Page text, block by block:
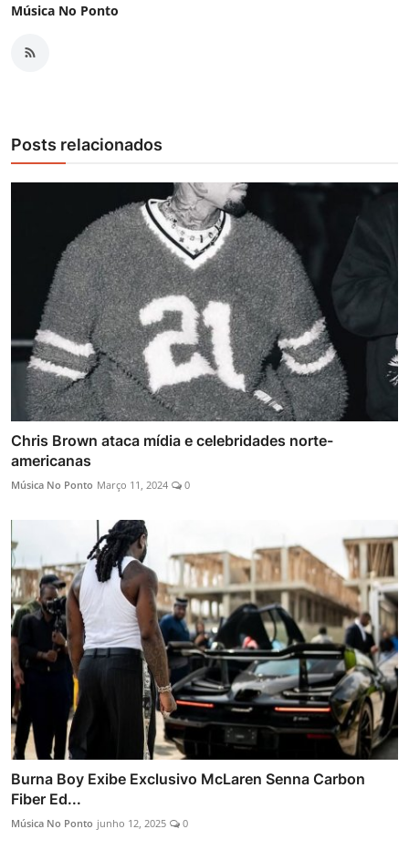
Música No Ponto
Posts relacionados
Chris Brown ataca mídia e celebridades norte-
americanas
Música No Ponto Março 11, 2024 0
Burna Boy Exibe Exclusivo McLaren Senna Carbon
Fiber Ed...
Música No Ponto junho 12, 2025 0